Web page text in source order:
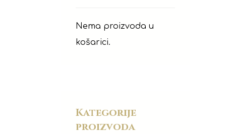
Nema proizvoda u
košarici.
Kategorije
proizvoda